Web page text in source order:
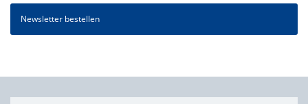
Newsletter bestellen